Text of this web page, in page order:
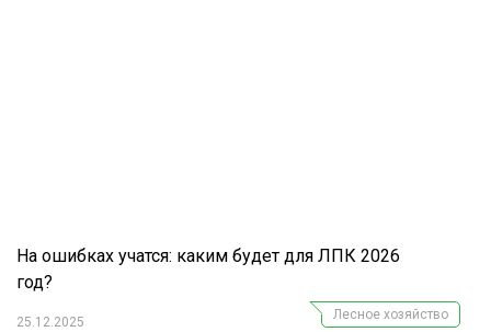
На ошибках учатся: каким будет для ЛПК 2026
год?
25.12.2025
Лесное хозяйство